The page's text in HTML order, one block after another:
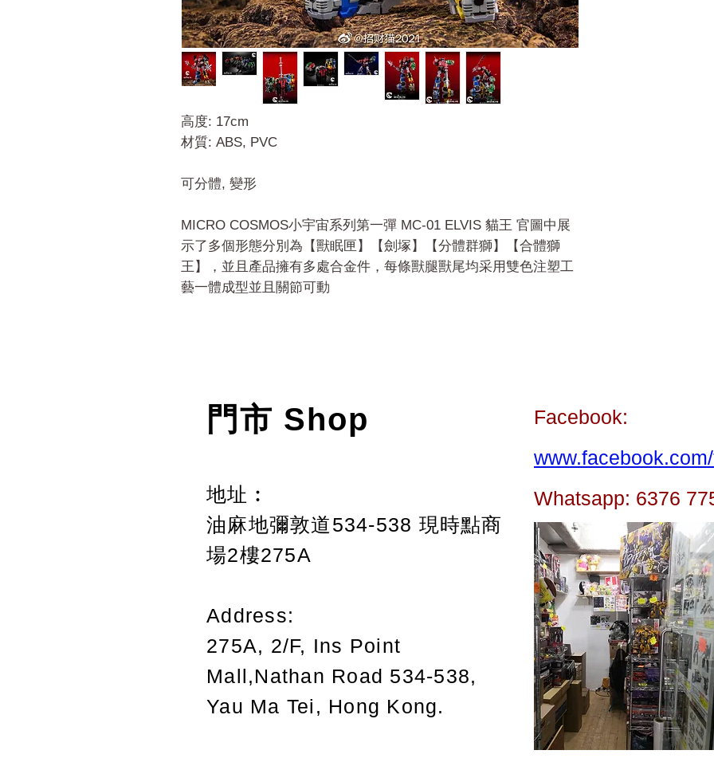
高度: 17cm
材質: ABS, PVC
可分體, 變形
MICRO COSMOS小宇宙系列第一彈 MC-01 ELVIS 貓王 官圖中展
示了多個形態分別為【獸眠匣】【劍塚】【分體群獅】【合體獅
王】，並且產品擁有多處合金件，每條獸腿獸尾均采用雙色注塑工
藝一體成型並且關節可動
門市 Shop
地址︰
油麻地彌敦道534-538 現時點商
場2樓275A
Address:
275A, 2/F, Ins Point
Mall,Nathan Road 534-538,
Yau Ma Tei, Hong Kong.
Facebook:
Whatsapp: 6376